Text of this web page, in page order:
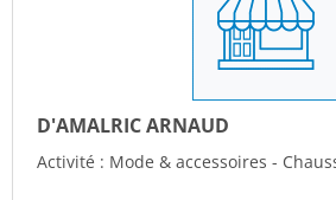
D'AMALRIC ARNAUD
Activité : Mode & accessoires -